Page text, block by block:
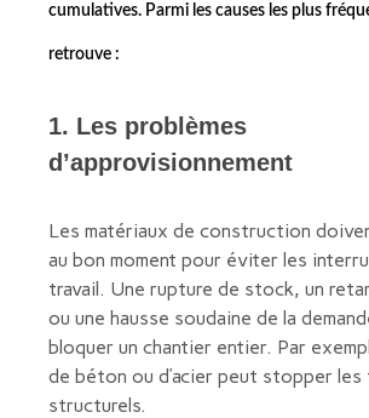
cumulatives. Parmi les causes les plus
retrouve :
1. Les problèmes
d’approvisionnement
Les matériaux de construction
au bon moment pour éviter les
travail. Une rupture de stock, un
ou une hausse soudaine de la
bloquer un chantier entier. Par
de béton ou d’acier peut stopper les
structurels.